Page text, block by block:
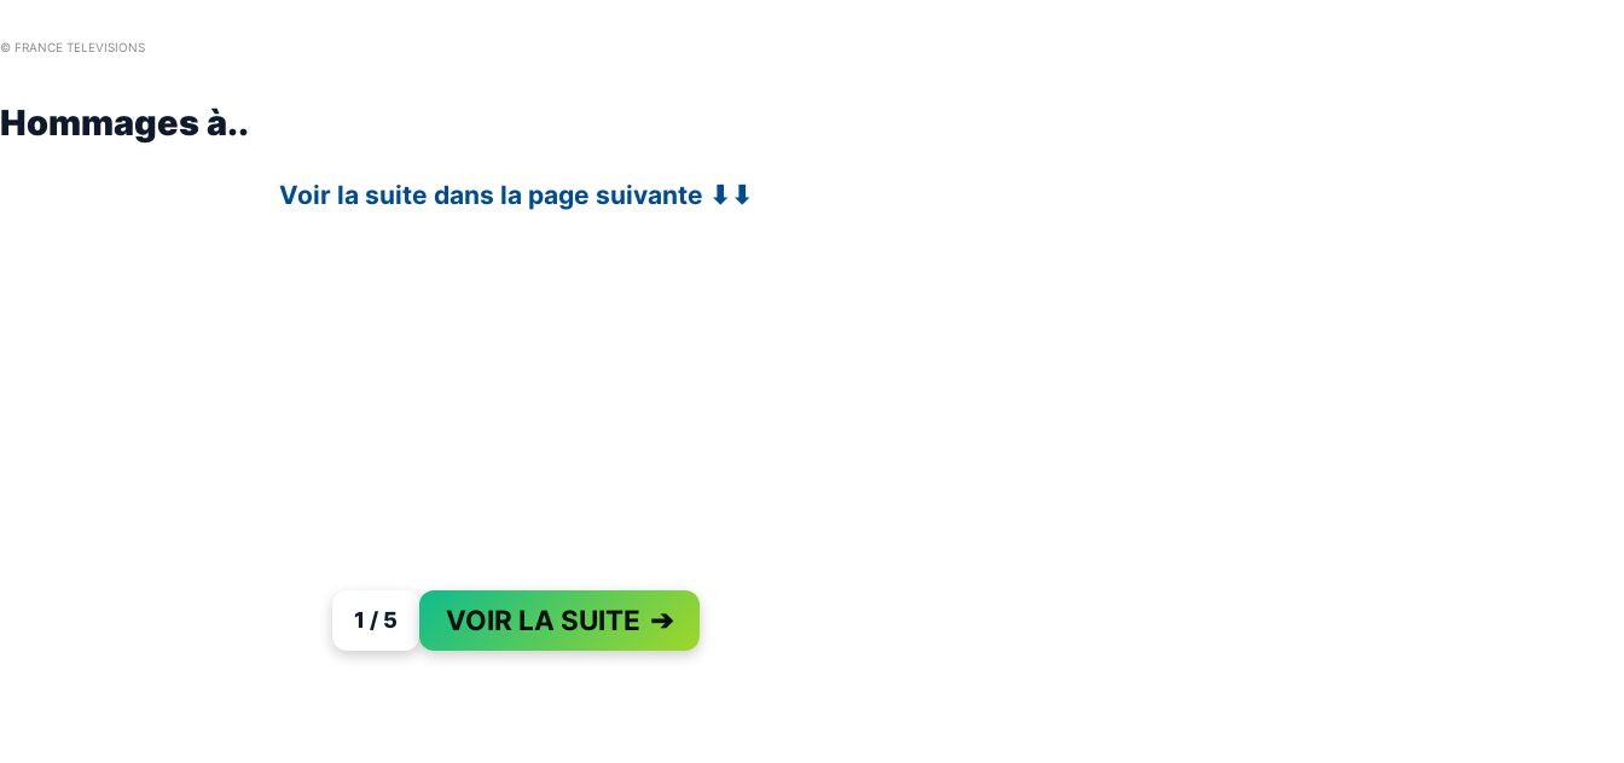
© FRANCE TELEVISIONS
Hommages à..
Voir la suite dans la page suivante ⬇⬇
1 / 5 VOIR LA SUITE ➔
PAGE 1 OF 5